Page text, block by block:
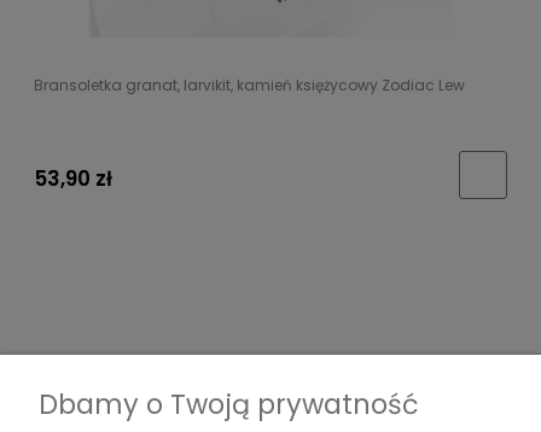
Bransoletka granat, larvikit, kamień księżycowy Zodiac Lew
53,90 zł
Dbamy o Twoją prywatność